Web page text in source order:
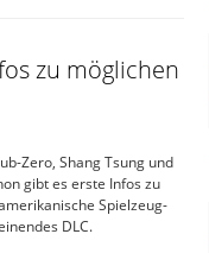
zu möglichen
Zero, Shang Tsung und
gibt es erste Infos zu
Spielzeug-
DLC.